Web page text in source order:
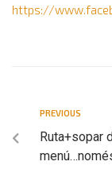
https://
PREVIOUS
Ruta+sopar